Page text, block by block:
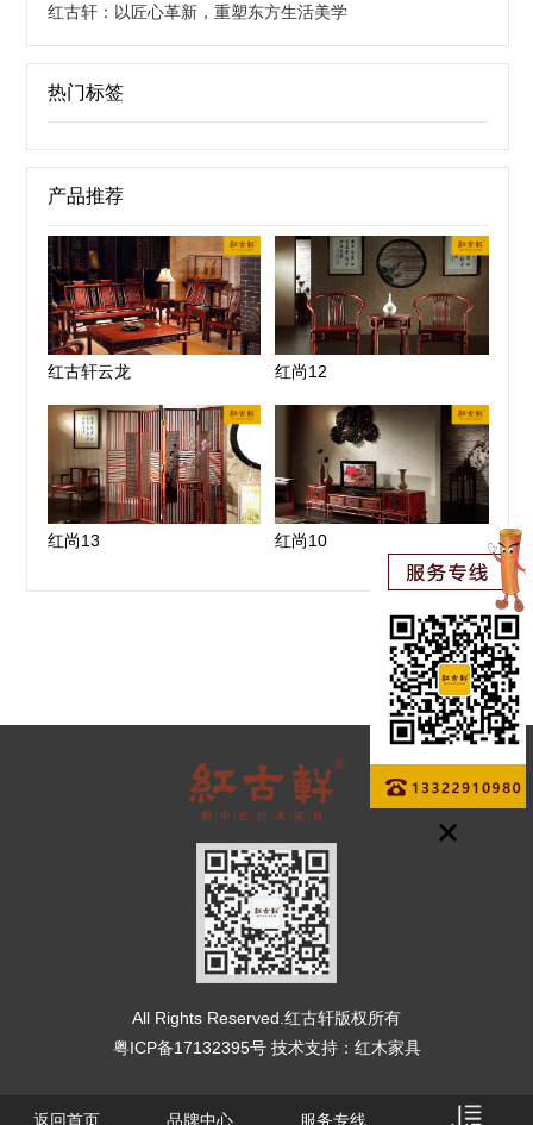
红古轩：以匠心革新，重塑东方生活美学
热门标签
产品推荐
红古轩云龙 红尚12
红尚13 红尚10
All Rights Reserved.红古轩版权所有
粤ICP备17132395号技术支持： 红木家具
返回首页 品牌中心 服务专线